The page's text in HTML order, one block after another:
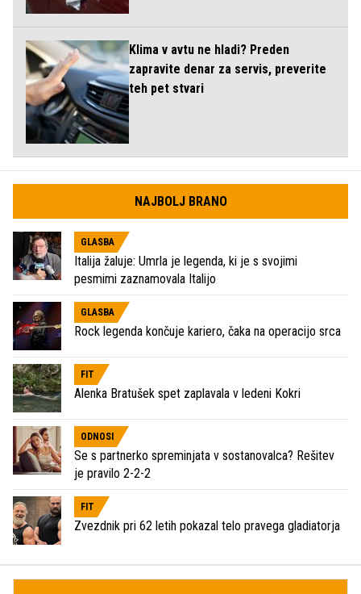
Klima v avtu ne hladi? Preden
zapravite denar za servis, preverite
teh pet stvari
NAJBOLJ BRANO
GLASBA
Italija žaluje: Umrla je legenda, ki je s svojimi
pesmimi zaznamovala Italijo
GLASBA
Rock legenda končuje kariero, čaka na operacijo srca
FIT
Alenka Bratušek spet zaplavala v ledeni Kokri
ODNOSI
Se s partnerko spreminjata v sostanovalca? Rešitev
je pravilo 2-2-2
FIT
Zvezdnik pri 62 letih pokazal telo pravega gladiatorja